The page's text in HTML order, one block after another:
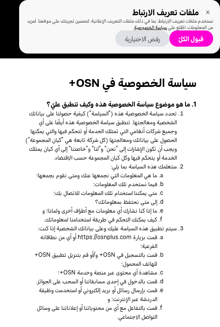
ملفات تعريف الارتباط
نستخدم ملفات تعريف الارتباط، بما في ذلك ملفات التعريف الإعلانية، لتحسين تجربتك على موقعنا. لمزيد
من المعلومات، اطّلع علىسياسة الخصوصية.
رفض الاختيارية قبول الكلّ
سياسة الخصوصية في OSN+
1. ما هو موضوع سياسة الخصوصية هذه وكيف تنطبق عليّ؟
تحدد سياسة الخصوصية هذه ("السياسة") كيفية حصولنا على بياناتك
الشخصية ومعالجتها. تنطبق سياسة الخصوصية هذه أيضًا على أي
وجميع شركات أنغامي التي تمتلك الخدمة أو تتحكم فيها والتي يمكنها
الحصول على بياناتك ومعالجتها (كل شركة تابعة هي "كيان المجموعة")
ويجب أن تكون الإشارات إلى "نحن" و"لنا" و"خاصتنا" إلى أي كيان يمتلك
الخدمة أو يتحكم فيها وكل كيان المجموعة حسب الاقتضاء.
ستعلمك هذه السياسة بما يلي:
ما هي المعلومات التي نجمعها عنك ومتى نقوم بجمعها؛
فيما نستخدم تلك المعلومات؛
متى يمكننا استخدام تلك المعلومات للاتصال بك؛
إلى متى نحتفظ بمعلوماتك؟
ما إذا كنا نشارك أي معلومات مع أطراف أخرى ولماذا؛ و
كيف يمكنك التحكم في طريقة استخدامنا لمعلوماتك.
سيتم تطبيق هذه السياسة عليك وعلى بياناتك الشخصية إذا كنت:
قمت بزيارة https://osnplus.com أو أي من نطاقاته
الفرعية؛
قمت بالتسجيل في OSN+ و/أو قم بتنزيل تطبيق OSN+
للهاتف المحمول؛
مشاهدة أي محتوى عبر منصة وخدمة OSN+؛
قمت بالدخول في إحدى مسابقاتنا أو السحب على الجوائز.
قمت بإرسال رسائل أو بريد إلكتروني أو استخدمت وظيفة
الدردشة عبر الإنترنت؛ و
قمت بالتفاعل مع أي من محتوياتنا أو إعلاناتنا على وسائل
التواصل الاجتماعي.